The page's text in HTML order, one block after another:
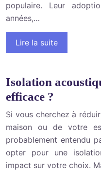
populaire. Leur
années,…
Lire la suite
Isolation
efficace ?
Si vous cherchez à
maison ou de votre
probablement entendu
opter pour une
impact sur votre choix.